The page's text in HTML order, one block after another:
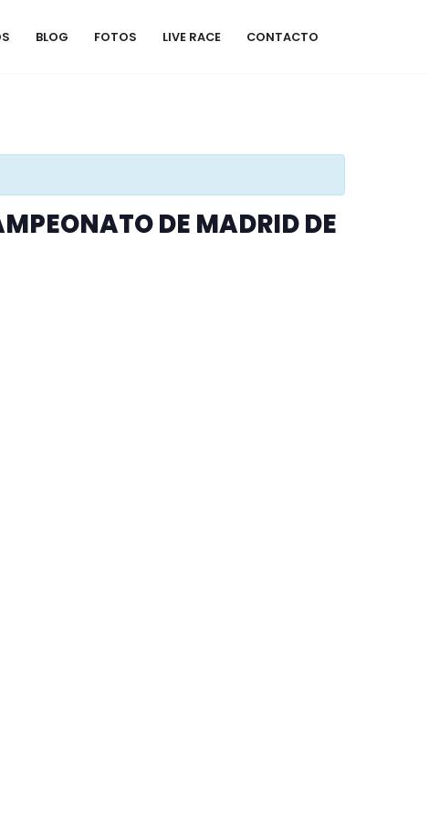
BLOG FOTOS LIVE RACE CONTACTO
DE MADRID DE